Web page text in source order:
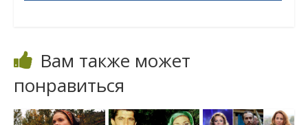
Вам также может
понравиться